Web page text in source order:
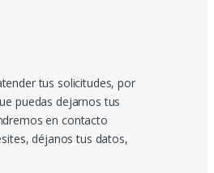
tus solicitudes, por
puedas dejarnos tus
en contacto
déjanos tus datos,